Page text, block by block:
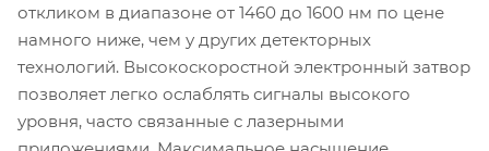
откликом в диапазоне от 1460 до 1600 нм по цене
намного ниже, чем у других детекторных
технологий. Высокоскоростной электронный затвор
позволяет легко ослаблять сигналы высокого
уровня, часто связанные с лазерными